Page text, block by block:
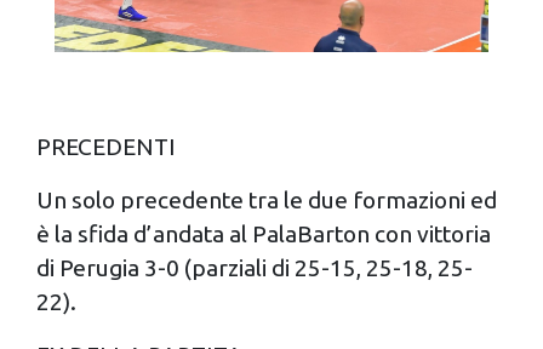
PRECEDENTI
Un solo precedente tra le due formazioni ed
è la sfida d’andata al PalaBarton con vittoria
di Perugia 3-0 (parziali di 25-15, 25-18, 25-
22).